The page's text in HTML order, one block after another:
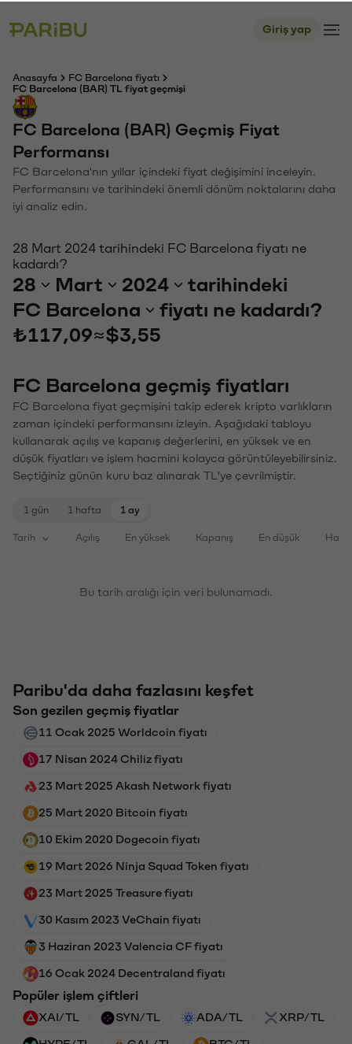
Giriş yap
Anasayfa
FC Barcelona fiyatı
FC Barcelona (BAR) TL fiyat geçmişi
FC Barcelona (BAR) Geçmiş Fiyat
Performansı
FC Barcelona'nın yıllar içindeki fiyat değişimini inceleyin.
Performansını ve tarihindeki önemli dönüm noktalarını daha
iyi analiz edin.
28 Mart 2024 tarihindeki FC Barcelona fiyatı ne
kadardı?
28 Mart 2024
tarihindeki
FC Barcelona
fiyatı ne kadardı?
₺117,09≈$3,55
FC Barcelona geçmiş fiyatları
FC Barcelona fiyat geçmişini takip ederek kripto varlıkların
zaman içindeki performansını izleyin. Aşağıdaki tabloyu
kullanarak açılış ve kapanış değerlerini, en yüksek ve en
düşük fiyatları ve işlem hacmini kolayca görüntüleyebilirsiniz.
Seçtiğiniz günün kuru baz alınarak TL'ye çevrilmiştir.
1 gün 1 hafta 1 ay
Tarih Açılış En yüksek Kapanış En düşük
Bu tarih aralığı için veri bulunamadı.
Paribu'da daha fazlasını keşfet
Son gezilen geçmiş fiyatlar
11 Ocak 2025 Worldcoin fiyatı
17 Nisan 2024 Chiliz fiyatı
23 Mart 2025 Akash Network fiyatı
25 Mart 2020 Bitcoin fiyatı
10 Ekim 2020 Dogecoin fiyatı
19 Mart 2026 Ninja Squad Token fiyatı
23 Mart 2025 Treasure fiyatı
30 Kasım 2023 VeChain fiyatı
3 Haziran 2023 Valencia CF fiyatı
16 Ocak 2024 Decentraland fiyatı
Popüler işlem çiftleri
XAI/TL SYN/TL ADA/TL XRP/TL